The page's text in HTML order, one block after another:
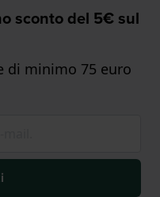
sconto del 5€ sul
di minimo 75 euro